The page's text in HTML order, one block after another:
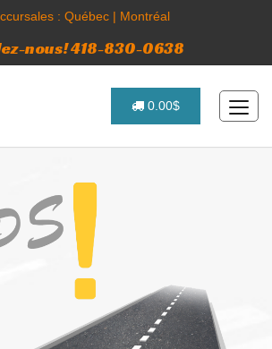
: Québec| Montréal
nous! 418-830-0638
0.00$